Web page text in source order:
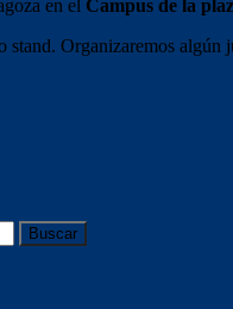
en el Campus de la
stand. Organizaremos algún